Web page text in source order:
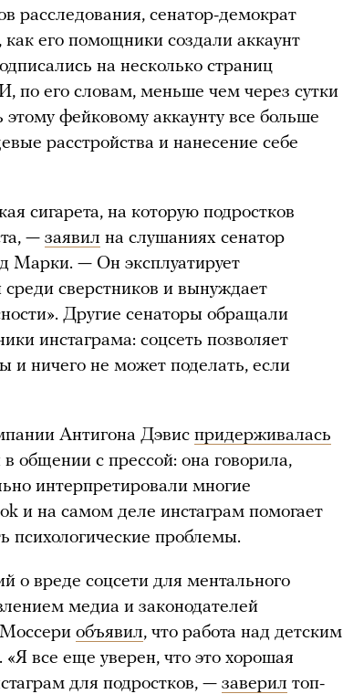
расследования, сенатор-демократ
, как его помощники создали аккаунт
на несколько страниц
по его словам, меньше чем через сутки
этому фейковому аккаунту все больше
расстройства и нанесение себе
сигарета, на которую подростков
— заявил на слушаниях сенатор
Марки. — Он эксплуатирует
сверстников и вынуждает
Другие сенаторы обращали
инстаграма: соцсеть позволяет
и ничего не может поделать, если
Антигона Дэвис придерживалась
общении с прессой: она говорила,
интерпретировали многие
и на самом деле инстаграм помогает
психологические проблемы.
о вреде соцсети для ментального
медиа и законодателей
объявил, что работа над детским
все еще уверен, что это хорошая
для подростков, — заверил топ-